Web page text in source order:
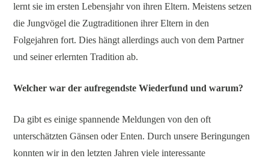
lernt sie im ersten Lebensjahr von ihren Eltern. Meistens setzen
die Jungvögel die Zugtraditionen ihrer Eltern in den
Folgejahren fort. Dies hängt allerdings auch von dem Partner
und seiner erlernten Tradition ab.
Welcher war der aufregendste Wiederfund und warum?
Da gibt es einige spannende Meldungen von den oft
unterschätzten Gänsen oder Enten. Durch unsere Beringungen
konnten wir in den letzten Jahren viele interessante